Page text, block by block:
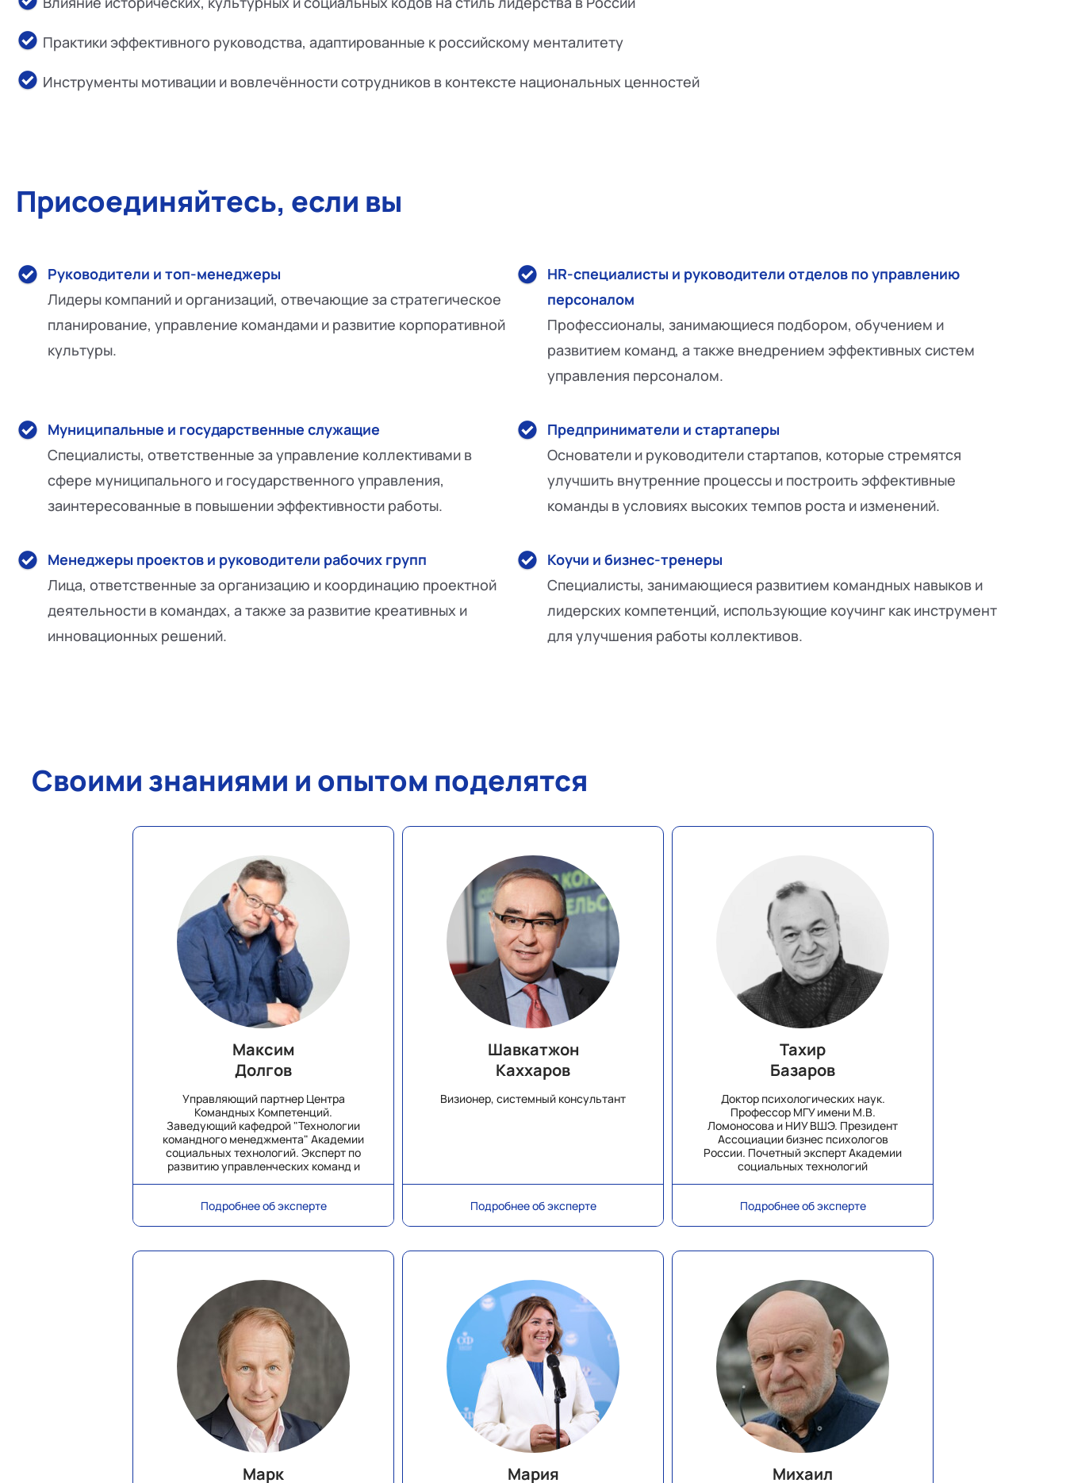
Практики эффективного руководства, адаптированные к российскому менталитету
Инструменты мотивации и вовлечённости сотрудников в контексте национальных ценностей
Присоединяйтесь, если вы
Руководители и топ-менеджеры
Лидеры компаний и организаций, отвечающие за стратегическое
планирование, управление командами и развитие корпоративной
культуры.
HR-специалисты и руководители отделов по управлению
персоналом
Профессионалы, занимающиеся подбором, обучением и
развитием команд, а также внедрением эффективных систем
управления персоналом.
Муниципальные и государственные служащие
Специалисты, ответственные за управление коллективами в
сфере муниципального и государственного управления,
заинтересованные в повышении эффективности работы.
Предприниматели и стартаперы
Основатели и руководители стартапов, которые стремятся
улучшить внутренние процессы и построить эффективные
команды в условиях высоких темпов роста и изменений.
Менеджеры проектов и руководители рабочих групп
Лица, ответственные за организацию и координацию проектной
деятельности в командах, а также за развитие креативных и
инновационных решений.
Коучи и бизнес-тренеры
Специалисты, занимающиеся развитием командных навыков и
лидерских компетенций, использующие коучинг как инструмент
для улучшения работы коллективов.
Своими знаниями и опытом поделятся
Максим
Долгов
Управляющий партнер Центра
Командных Компетенций.
Заведующий кафедрой "Технологии
командного менеджмента" Академии
социальных технологий. Эксперт по
развитию управленческих команд и
ценностей
Подробнее об эксперте
Шавкатжон
Каххаров
Визионер, системный консультант
Подробнее об эксперте
Тахир
Базаров
Доктор психологических наук.
Профессор МГУ имени М.В.
Ломоносова и НИУ ВШЭ. Президент
Ассоциации бизнес психологов
России. Почетный эксперт Академии
социальных технологий
Подробнее об эксперте
Марк Мария Михаил